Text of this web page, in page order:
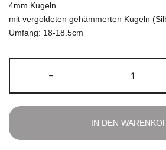
4mm Kugeln
mit vergoldeten gehämmerten Kugeln
Umfang: 18-18.5cm
-
Armband
Menge
IN DEN